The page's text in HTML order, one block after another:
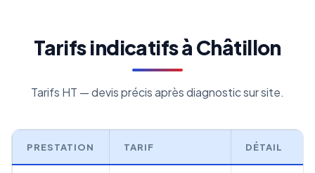
Tarifs indicatifs à Châtillon
Tarifs HT — devis précis après diagnostic sur site.
PRESTATION TARIF DÉTAIL